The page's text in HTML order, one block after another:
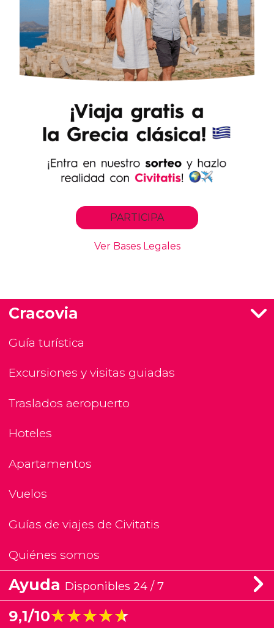
Cracovia
Guía turística
Excursiones y visitas guiadas
Traslados aeropuerto
Hoteles
Apartamentos
Vuelos
Guías de viajes de Civitatis
Quiénes somos
Ayuda Disponibles 24 / 7
9,1/10★★★★★
★★★★★